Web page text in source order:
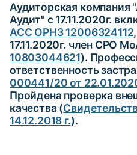
Аудиторская компания
Аудит" с 17.11.2020г.
АСС ОРНЗ 12006324112
17.11.2020г. член СРО
10803044621).
ответственность
000441/20 от
Пройдена проверка
качества (
14.12.2018 г.).